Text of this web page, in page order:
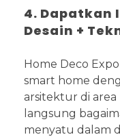
4. Dapatkan
Desain +
Home Deco
smart home
arsitektur di area
langsung
menyatu dalam